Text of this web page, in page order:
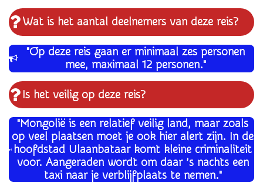
Wat is het aantal deelnemers van deze reis?
"Op deze reis gaan er minimaal zes personen
mee, maximaal 12 personen."
Is het veilig op deze reis?
"Mongolië is een relatief veilig land, maar zoals
op veel plaatsen moet je ook hier alert zijn. In de
hoofdstad Ulaanbataar komt kleine criminaliteit
voor. Aangeraden wordt om daar ’s nachts een
taxi naar je verblijfplaats te nemen."